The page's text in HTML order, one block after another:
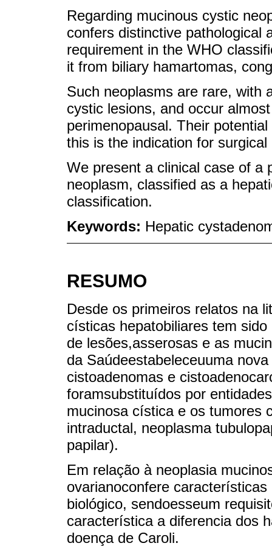
Regarding mucinous cystic
confers distinctive pathological
requirement in the WHO
it from biliary hamartomas,
Such neoplasms are rare, with
cystic lesions, and occur
perimenopausal. Their
this is the indication for
We present a clinical case of a
neoplasm, classified as a
classification.
Keywords: Hepatic
RESUMO
Desde os primeiros relatos na
císticas hepatobiliares tem
de lesões,asserosas e as
da Saúdeestabeleceuuma
cistoadenomas e
foramsubstituídos por
mucinosa cística e os tumores
intraductal, neoplasma
papilar).
Em relação à neoplasia
ovarianoconfere
biológico, sendoesseum
característica a diferencia dos
doença de Caroli.